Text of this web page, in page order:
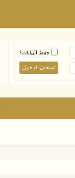
حفظ البيانات؟